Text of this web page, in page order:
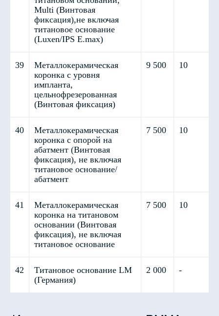
Multi (Винтовая
фиксация),не включая
титановое основание
(Luxen/IPS E.max)
39
Металлокерамическая
коронка с уровня
импланта,
цельнофрезерованная
(Винтовая фиксация)
9 500 10
40
Металлокерамическая
коронка с опорой на
абатмент (Винтовая
фиксация), не включая
титановое основание/
абатмент
7 500 10
41
Металлокерамическая
коронка на титановом
основании (Винтовая
фиксация), не включая
титановое основание
7 500 10
42
Титановое основание LM
(Германия)
2 000 -
Хирургические шаблоны
Условно-съемное
протезирование